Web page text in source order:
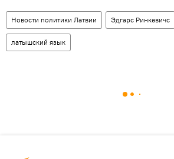
Новости политики Латвии Эдгарс Ринкевичс
латышский язык